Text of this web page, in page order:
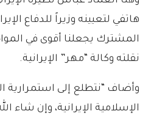
هاتفي لتعيينه وزيراً للدفاع
المشترك يجعلنا أقوى في
نقلته وكالة “مهر” الإيرانية.
وأضاف “نتطلع إلى استمرارية
الإسلامية الإيرانية، وإن شاء